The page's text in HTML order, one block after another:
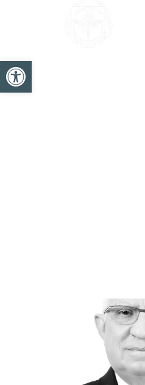
Abrir a barra de ferramentas